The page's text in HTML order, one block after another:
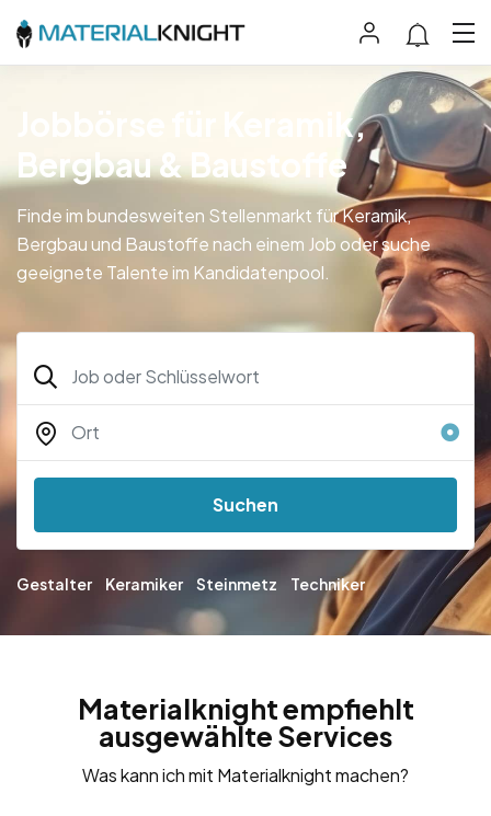
Jobbörse für Keramik,
Bergbau & Baustoffe
Finde im bundesweiten Stellenmarkt für Keramik,
Bergbau und Baustoffe nach einem Job oder suche
geeignete Talente im Kandidatenpool.
Suchen
Gestalter Keramiker Steinmetz Techniker
Materialknight empfiehlt
ausgewählte Services
Was kann ich mit Materialknight machen?